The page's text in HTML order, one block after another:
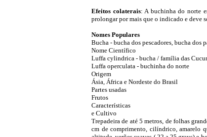
Efeitos colaterais: A buchinha do norte
prolongar por mais que o indicado e deve
Nomes Populares
Bucha - bucha dos pescadores, bucha
Nome Científico
Luffa cylindrica - bucha / família das
Luffa operculata - buchinha do norte
Origem
Ásia, África e Nordeste do Brasil
Partes usadas
Frutos
Características
e Cultivo
Trepadeira de até 5 metros, de folhas
cm de comprimento, cilíndrico, amarelo